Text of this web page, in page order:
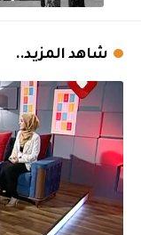
شاهد المزيد..